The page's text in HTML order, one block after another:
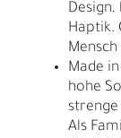
Haptik.
Made
hohe
Als